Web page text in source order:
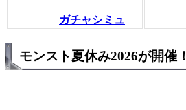
ガチャシミュ
モンスト夏休み2026が開催！